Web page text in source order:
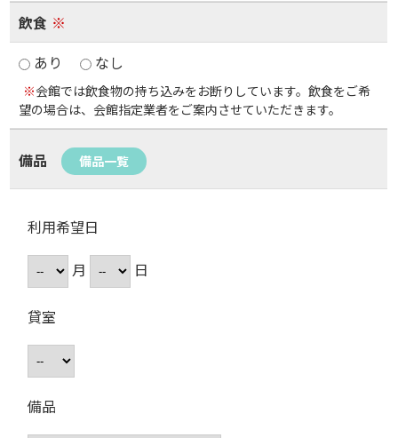
飲食 ※
あり
なし
※会館では飲食物の持ち込みをお断りしています。飲食をご希
望の場合は、会館指定業者をご案内させていただきます。
備品 備品一覧
利用希望日
月
日
貸室
備品